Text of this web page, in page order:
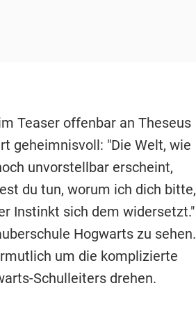
Teaser offenbar an Theseus
geheimnisvoll: "Die Welt, wie
unvorstellbar erscheint,
du tun, worum ich dich bitte,
Instinkt sich dem widersetzt."
Hogwarts zu sehen.
um die komplizierte
Schulleiters drehen.